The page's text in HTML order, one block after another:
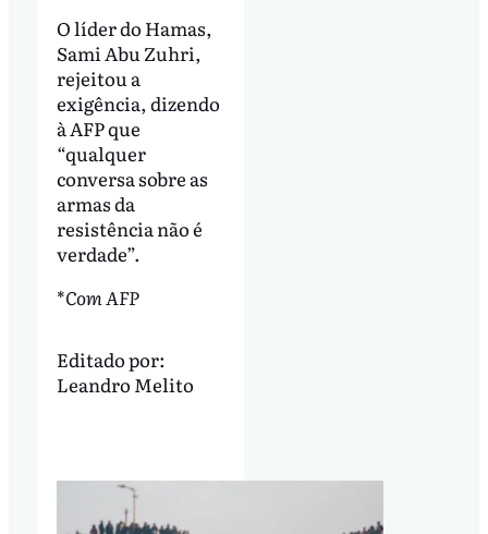
O líder do Hamas,
Sami Abu Zuhri,
rejeitou a
exigência, dizendo
à AFP que
“qualquer
conversa sobre as
armas da
resistência não é
verdade”.
*Com AFP
Editado por:
Leandro Melito